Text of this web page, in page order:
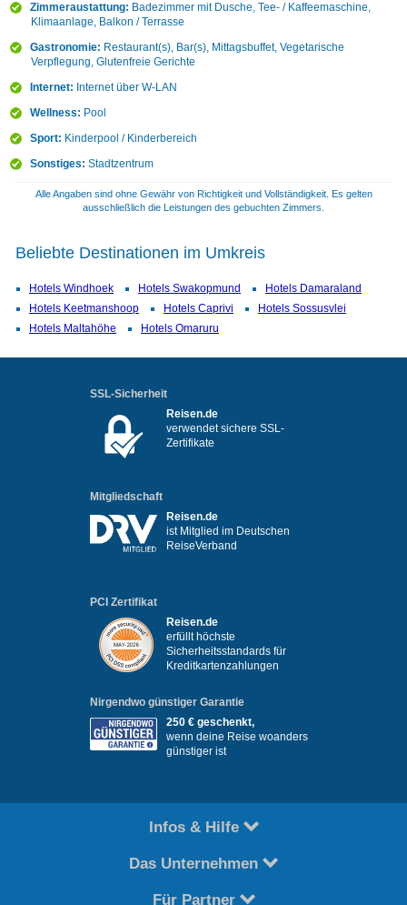
Zimmeraustattung: Badezimmer mit Dusche, Tee- / Kaffeemaschine,
Klimaanlage, Balkon / Terrasse
Gastronomie: Restaurant(s), Bar(s), Mittagsbuffet, Vegetarische
Verpflegung, Glutenfreie Gerichte
Internet: Internet über W-LAN
Wellness: Pool
Sport: Kinderpool / Kinderbereich
Sonstiges: Stadtzentrum
Alle Angaben sind ohne Gewähr von Richtigkeit und Vollständigkeit. Es gelten
ausschließlich die Leistungen des gebuchten Zimmers.
Beliebte Destinationen im Umkreis
Hotels Windhoek Hotels Swakopmund
Hotels Damaraland
Hotels Keetmanshoop
Hotels Caprivi
Hotels Sossusvlei
Hotels Maltahöhe
Hotels Omaruru
SSL-Sicherheit
Reisen.de
verwendet sichere SSL-
Zertifikate
Mitgliedschaft
Reisen.de
ist Mitglied im Deutschen
ReiseVerband
PCI Zertifikat
Reisen.de
erfüllt höchste
Sicherheitsstandards für
Kreditkartenzahlungen
Nirgendwo günstiger Garantie
250 € geschenkt,
wenn deine Reise woanders
günstiger ist
Infos & Hilfe
Das Unternehmen
Für Partner